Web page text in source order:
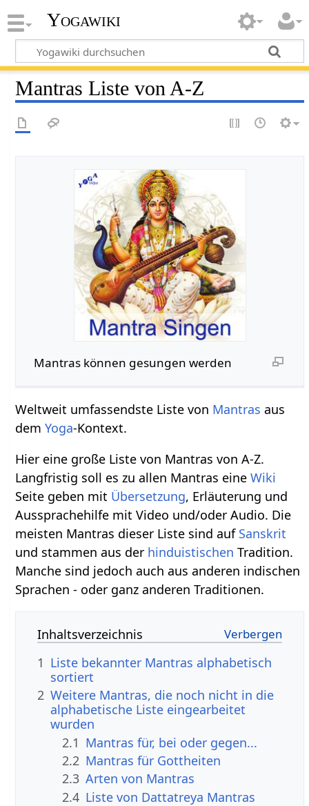
Yogawiki
Mantras Liste von A-Z
Mantras können gesungen werden
Weltweit umfassendste Liste von Mantras aus
demYoga-Kontext.
Hier eine große Liste von Mantras von A-Z.
Langfristig soll es zu allen Mantras eineWiki
Seite geben mit Übersetzung, Erläuterung und
Aussprachehilfe mit Video und/oder Audio. Die
meisten Mantras dieser Liste sind auf Sanskrit
und stammen aus der hinduistischen Tradition.
Manche sind jedoch auch aus anderen indischen
Sprachen - oder ganz anderen Traditionen.
Inhaltsverzeichnis
1 Liste bekannter Mantras alphabetisch
sortiert
2 Weitere Mantras, die noch nicht in die
alphabetische Liste eingearbeitet
wurden
2.1 Mantras für, bei oder gegen...
2.2 Mantras für Gottheiten
2.3 Arten von Mantras
2.4 Liste von Dattatreya Mantras